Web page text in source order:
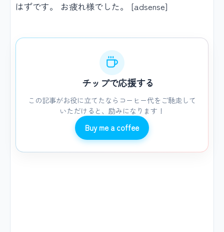
はずです。 お疲れ様でした。 [adsense]
チップで応援する
この記事がお役に立てたならコーヒー代をご馳走して
いただけると、励みになります！
Buy me a coffee